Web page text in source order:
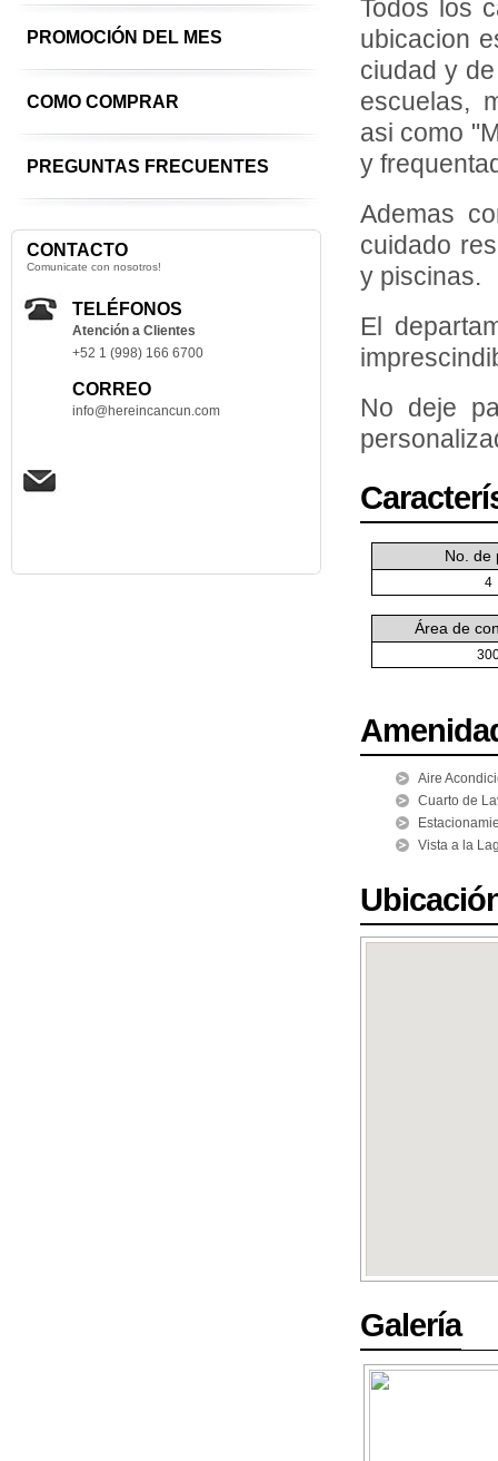
PROMOCIÓN DEL MES
COMO COMPRAR
PREGUNTAS FRECUENTES
CONTACTO
Comunicate con nosotros!
TELÉFONOS
Atención a Clientes
+52 1 (998) 166 6700
CORREO
info@hereincancun.com
Todos los
ubicacion
ciudad y
escuelas,
asi como
y
Ademas
cuidado
y piscinas.
El
No deje
No. de
4
Área de
Aire
Cuarto de
Vista a la
Galería